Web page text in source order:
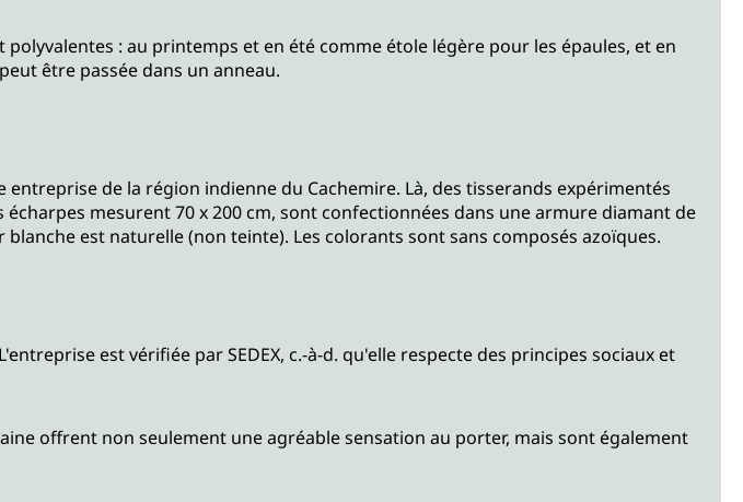
: au printemps et en été comme étole légère pour les épaules, et en
être passée dans un anneau.
de la région indienne du Cachemire. Là, des tisserands expérimentés
mesurent 70 x 200 cm, sont confectionnées dans une armure diamant de
est naturelle (non teinte). Les colorants sont sans composés azoïques.
est vérifiée par SEDEX, c.-à-d. qu'elle respecte des principes sociaux et
offrent non seulement une agréable sensation au porter, mais sont également